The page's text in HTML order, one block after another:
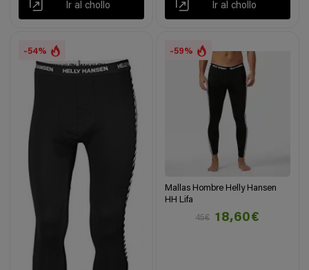
Ir al chollo Ir al chollo
-54% -59%
Mallas Hombre Helly Hansen
HH Lifa
45€
18,60€